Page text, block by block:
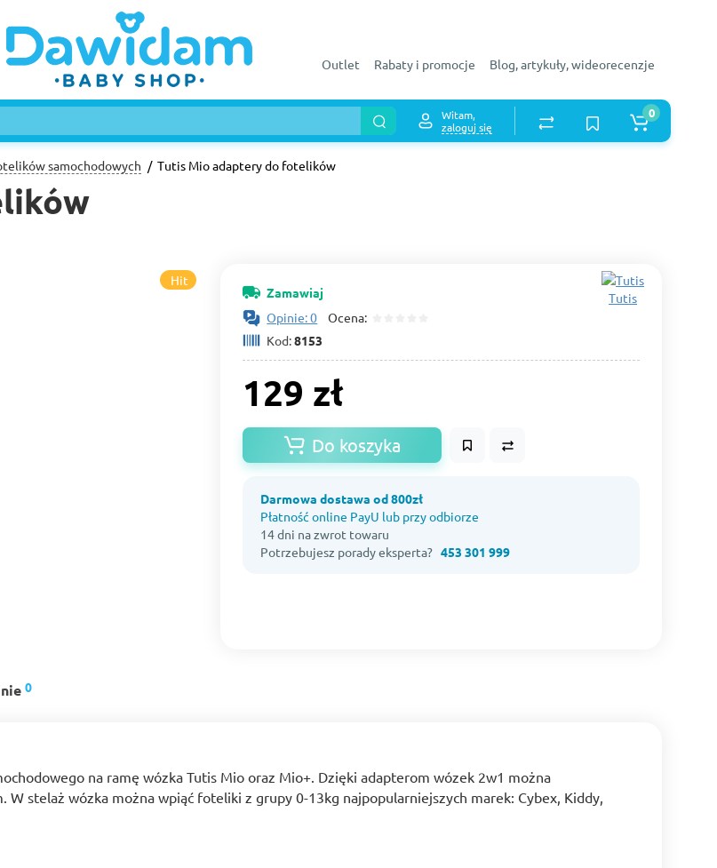
Outlet Rabaty i promocje Blog, artykuły, wideorecenzje
Witam,
zaloguj się
0
samochodowych Tutis Mio adaptery do fotelików
Hit
Zamawiaj
Opinie: 0 Ocena:
Kod:8153
Tutis
129 zł
Do koszyka
Darmowa dostawa od 800zł
Płatność online PayU lub przy odbiorze
14 dni na zwrot towaru
Potrzebujesz porady eksperta?453 301 999
0
na ramę wózka Tutis Mio oraz Mio+. Dzięki adapterom wózek 2w1 można
W stelaż wózka można wpiąć foteliki z grupy 0-13kg najpopularniejszych marek: Cybex, Kiddy,